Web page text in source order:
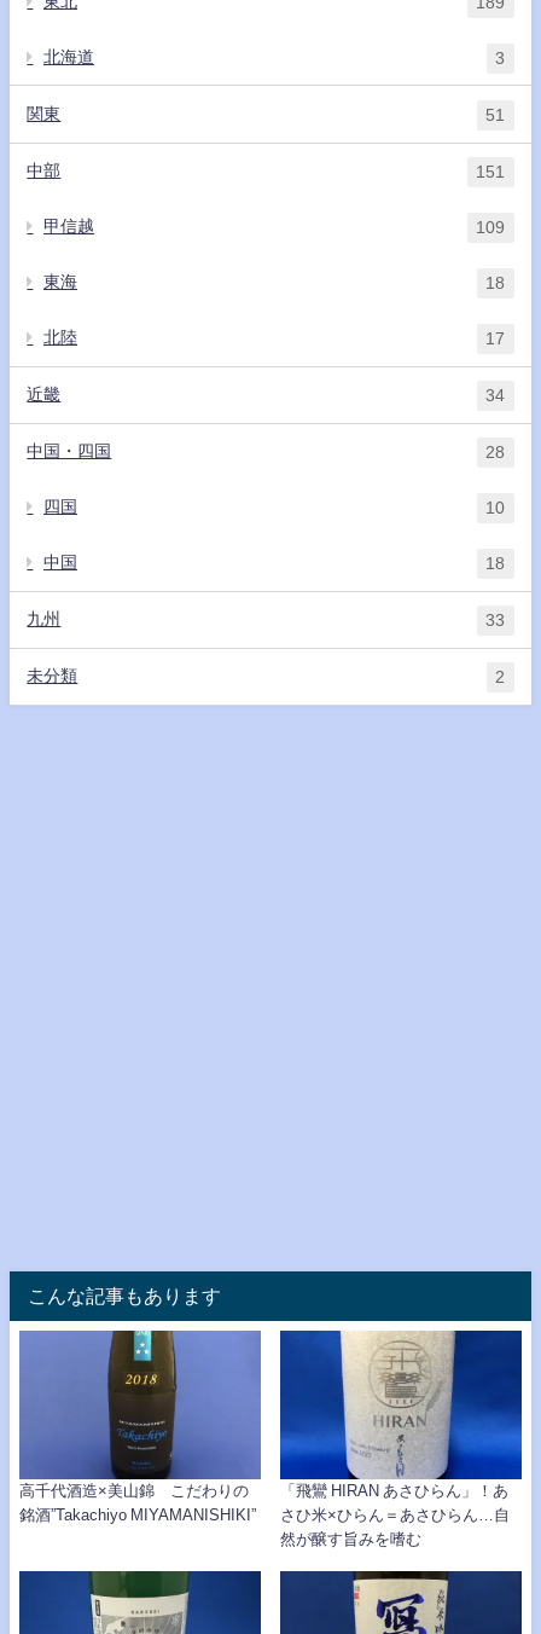
北海道 3
関東 51
中部 151
甲信越 109
東海 18
北陸 17
近畿 34
中国・四国 28
四国 10
中国 18
九州 33
未分類 2
こんな記事もあります
高千代酒造×美山錦 こだわりの
銘酒”Takachiyo MIYAMANISHIKI”
「飛鸞 HIRAN あさひらん」！あ
さひ米×ひらん＝あさひらん…自
然が醸す旨みを嗜む